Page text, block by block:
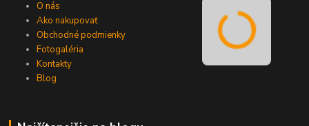
O nás
Ako nakupovať
Obchodné podmienky
Fotogaléria
Kontakty
Blog